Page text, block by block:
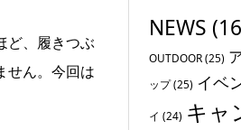
ど、履きつぶ
せん。今回は
NEWS
OUTDOOR(25)
ップ(25) イベ
イ (24) キャ